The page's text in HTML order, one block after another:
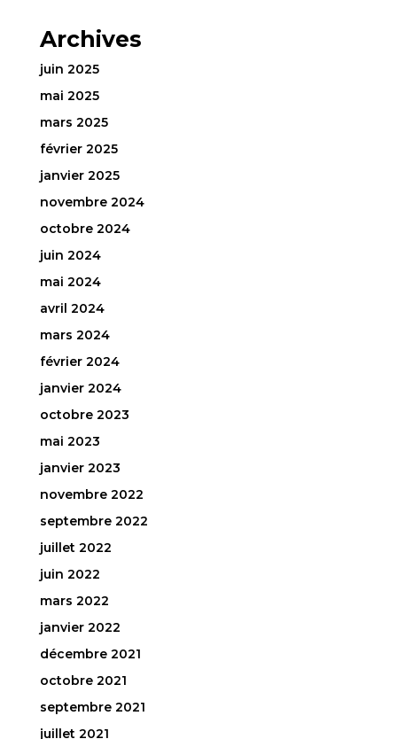
Archives
juin 2025
mai 2025
mars 2025
février 2025
janvier 2025
novembre 2024
octobre 2024
juin 2024
mai 2024
avril 2024
mars 2024
février 2024
janvier 2024
octobre 2023
mai 2023
janvier 2023
novembre 2022
septembre 2022
juillet 2022
juin 2022
mars 2022
janvier 2022
décembre 2021
octobre 2021
septembre 2021
juillet 2021